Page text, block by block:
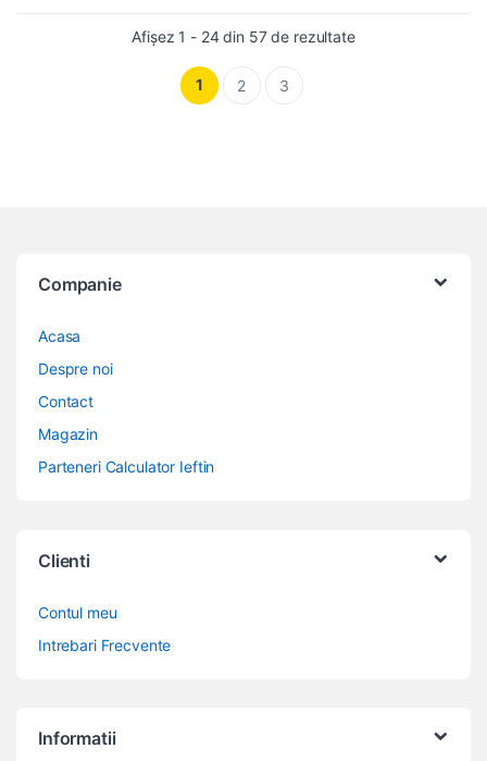
Afișez 1 - 24 din 57 de rezultateSortat după
1 2 3
Companie
Acasa
Despre noi
Contact
Magazin
Parteneri Calculator Ieftin
Clienti
Contul meu
Intrebari Frecvente
Informatii